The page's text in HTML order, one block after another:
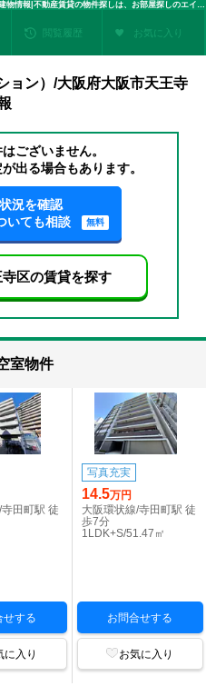
エグゼ天王寺Ⅱ(1005)（大阪府 大阪市天王寺区）の建物情報|不動産賃貸の物件探しは、お部屋探しのエイブル
閲覧履歴 お気に入り
ョン）/大阪府大阪市天王寺
ございません。
出る場合もあります。
況を確認
いても相談
無料
区の賃貸を探す
室物件
田町駅 徒
せする
に入り
写真充実
14.5万円
大阪環状線/寺田町駅 徒
歩7分
1LDK+S/51.47㎡
お問合せする
お気に入り